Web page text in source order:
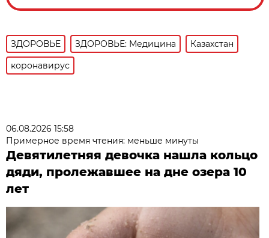
ЗДОРОВЬЕ ЗДОРОВЬЕ: Медицина
Казахстан
коронавирус
06.08.2026 15:58
Примерное время чтения: меньше минуты
Девятилетняя девочка нашла кольцо
дяди, пролежавшее на дне озера 10
лет